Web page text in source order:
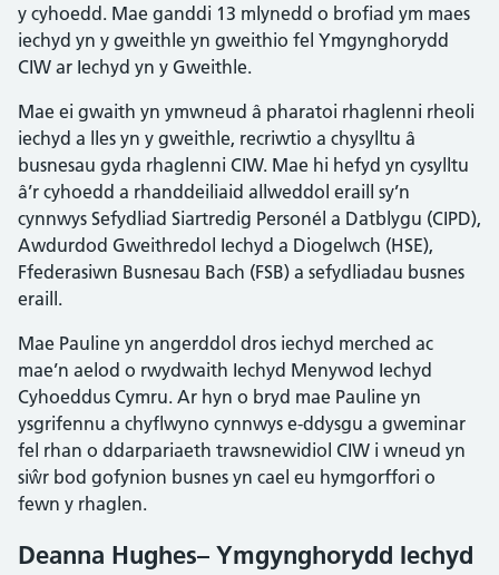
y cyhoedd. Mae ganddi 13 mlynedd o brofiad ym maes
iechyd yn y gweithle yn gweithio fel Ymgynghorydd
CIW ar Iechyd yn y Gweithle.
Mae ei gwaith yn ymwneud â pharatoi rhaglenni rheoli
iechyd a lles yn y gweithle, recriwtio a chysylltu â
busnesau gyda rhaglenni CIW. Mae hi hefyd yn cysylltu
â’r cyhoedd a rhanddeiliaid allweddol eraill sy’n
cynnwys Sefydliad Siartredig Personél a Datblygu (CIPD),
Awdurdod Gweithredol Iechyd a Diogelwch (HSE),
Ffederasiwn Busnesau Bach (FSB) a sefydliadau busnes
eraill.
Mae Pauline yn angerddol dros iechyd merched ac
mae’n aelod o rwydwaith Iechyd Menywod Iechyd
Cyhoeddus Cymru. Ar hyn o bryd mae Pauline yn
ysgrifennu a chyflwyno cynnwys e-ddysgu a gweminar
fel rhan o ddarpariaeth trawsnewidiol CIW i wneud yn
siŵr bod gofynion busnes yn cael eu hymgorffori o
fewn y rhaglen.
Deanna Hughes– Ymgynghorydd Iechyd